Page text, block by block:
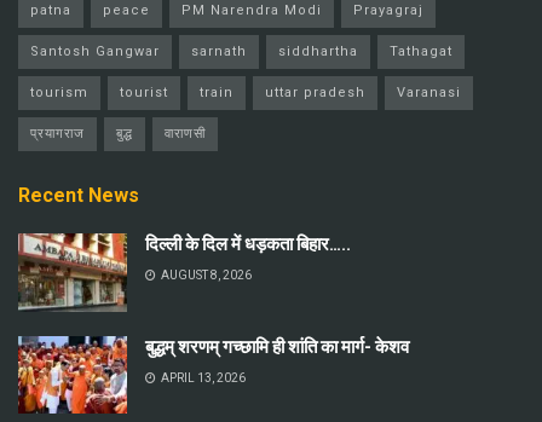
patna peace PM Narendra Modi Prayagraj
Santosh Gangwar sarnath siddhartha Tathagat
tourism tourist train uttar pradesh Varanasi
प्रयागराज बुद्ध वाराणसी
Recent News
दिल्ली के दिल में धड़कता बिहार…..
AUGUST 8, 2026
बुद्धम् शरणम् गच्छामि ही शांति का मार्ग- केशव
APRIL 13, 2026